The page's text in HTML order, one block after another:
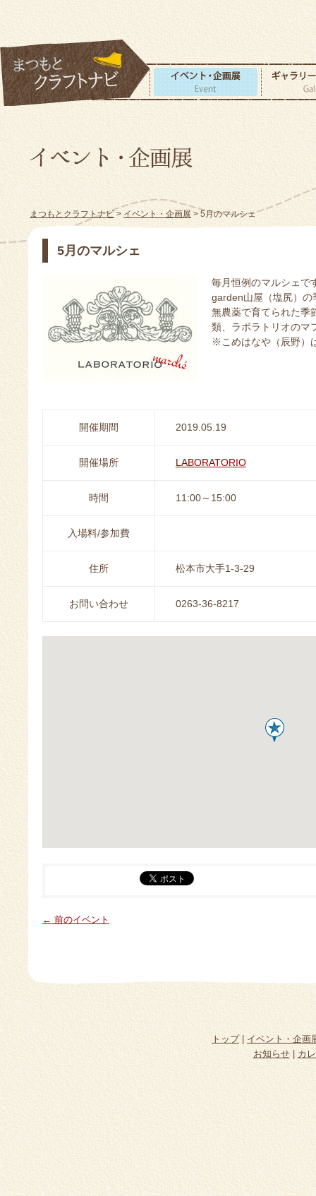
まつもとクラフトナビ>イベント・企画展> 5月のマルシェ
5月のマルシェ
毎月恒例のマルシェで
garden山屋（塩尻）の
無農薬で育てられた季
類、ラボラトリオのマ
※こめはなや（辰野）
開催期間 2019.05.19
開催場所 LABORATORIO
時間 11:00～15:00
入場料/参加費
住所 松本市大手1-3-29
お問い合わせ 0263-36-8217
← 前のイベント
トップ|イベント・企画
お知らせ|カ